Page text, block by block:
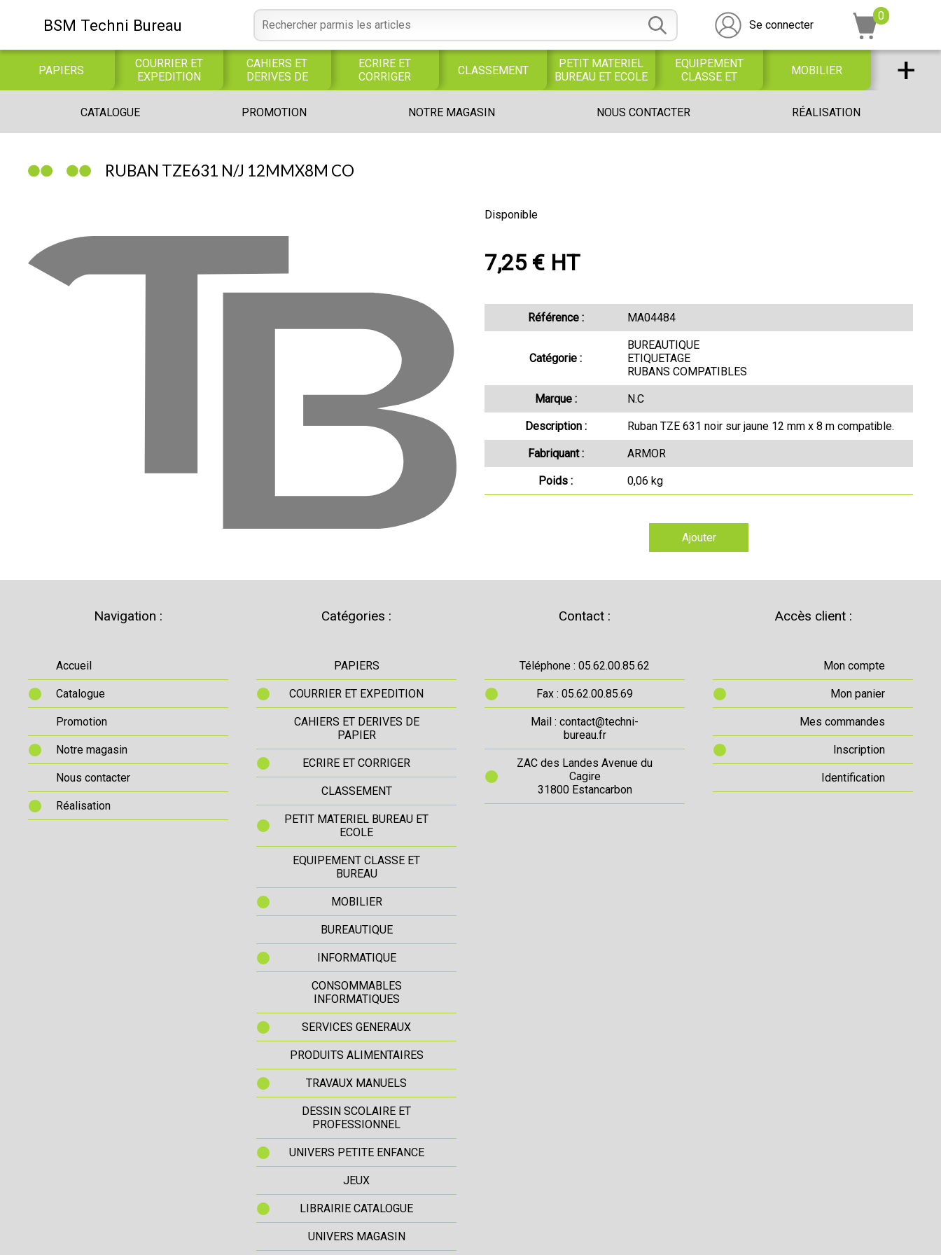
BSM Techni Bureau Se connecter
0
PAPIERS
COURRIER ET
EXPEDITION
CAHIERS ET
DERIVES DE
PAPIER
ECRIRE ET
CORRIGER
CLASSEMENT
PETIT MATERIEL
BUREAU ET ECOLE
EQUIPEMENT
CLASSE ET
BUREAU
MOBILIER
BUREAUTIQUE INFORMATIQUE
INFORMATIQUES
ALIMENTAIRES
MANUELS
PROFESSIONNEL
UNIVERS PETITE
ENFANCE
+
CATALOGUE PROMOTION NOTRE MAGASIN NOUS CONTACTER RÉALISATION
RUBAN TZE631 N/J 12MMX8M CO
Disponible
7,25 € HT
Référence : MA04484
Catégorie :
BUREAUTIQUE
ETIQUETAGE
RUBANS COMPATIBLES
Marque : N.C
Description : Ruban TZE 631 noir sur jaune 12 mm x 8 m compatible.
Fabriquant : ARMOR
Poids : 0,06 kg
Ajouter
Navigation :
Accueil
Catalogue
Promotion
Notre magasin
Nous contacter
Réalisation
Catégories :
PAPIERS
COURRIER ET EXPEDITION
CAHIERS ET DERIVES DE
PAPIER
ECRIRE ET CORRIGER
CLASSEMENT
PETIT MATERIEL BUREAU ET
ECOLE
EQUIPEMENT CLASSE ET
BUREAU
MOBILIER
BUREAUTIQUE
INFORMATIQUE
CONSOMMABLES
INFORMATIQUES
SERVICES GENERAUX
PRODUITS ALIMENTAIRES
TRAVAUX MANUELS
DESSIN SCOLAIRE ET
PROFESSIONNEL
UNIVERS PETITE ENFANCE
JEUX
LIBRAIRIE CATALOGUE
UNIVERS MAGASIN
Contact :
Téléphone : 05.62.00.85.62
Fax : 05.62.00.85.69
Mail : contact@techni-
bureau.fr
ZAC des Landes Avenue du
Cagire
31800 Estancarbon
Accès client :
Mon compte
Mon panier
Mes commandes
Inscription
Identification